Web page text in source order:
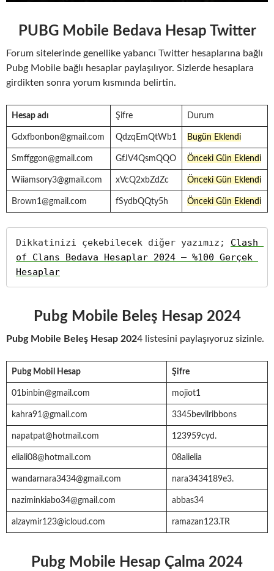
PUBG Mobile Bedava Hesap Twitter
Forum sitelerinde genellike yabancı Twitter hesaplarına bağlı
Pubg Mobile bağlı hesaplar paylaşılıyor. Sizlerde hesaplara
girdikten sonra yorum kısmında belirtin.
Hesap adı Şifre Durum
Gdxfbonbon@gmail.com QdzqEmQtWb1 Bugün Eklendi
Smffggon@gmail.com GfJV4QsmQQO Önceki Gün Eklendi
Wiiamsory3@gmail.com xVcQ2xbZdZc Önceki Gün Eklendi
Brown1@gmail.com fSydbQQty5h Önceki Gün Eklendi
Dikkatinizi çekebilecek diğer yazımız; Clash
of Clans Bedava Hesaplar 2024 – %100 Gerçek
Hesaplar
Pubg Mobile Beleş Hesap 2024
Pubg Mobile Beleş Hesap 2024 listesini paylaşıyoruz sizinle.
Pubg Mobil Hesap Şifre
01binbin@gmail.com mojiot1
kahra91@gmail.com 3345bevilribbons
napatpat@hotmail.com 123959cyd.
eliali08@hotmail.com 08alielia
wandarnara3434@gmail.com nara3434189e3.
naziminkiabo34@gmail.com abbas34
alzaymir123@icloud.com ramazan123.TR
Pubg Mobile Hesap Çalma 2024